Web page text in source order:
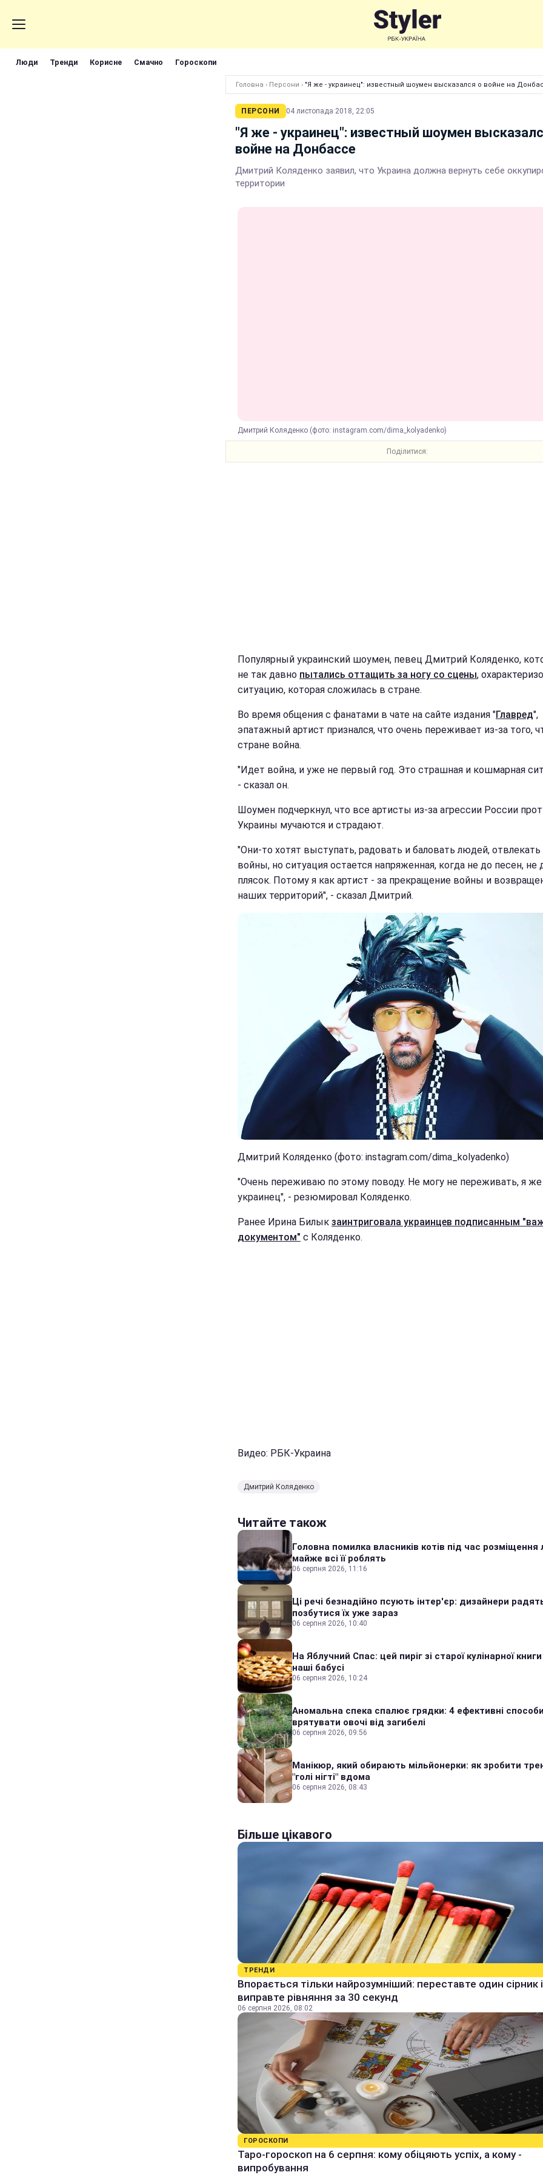
Люди Тренди Корисне Смачно Гороскопи
Головна › Персони › "Я же - украинец": известный шоумен высказался о войне на
ПЕРСОНИ 04 листопада 2018, 22:05
"Я же - украинец": известный шоумен
войне на Донбассе
Дмитрий Коляденко заявил, что Украина должна вернуть себе
территории
Дмитрий Коляденко (фото: instagram.com/dima_kolyadenko)
Поділитися:
Популярный украинский шоумен, певец Дмитрий Коляденко,
не так давно пытались оттащить за ногу со сцены,
ситуацию, которая сложилась в стране.
Во время общения с фанатами в чате на сайте издания "Главред",
эпатажный артист признался, что очень переживает из-за того,
стране война.
"Идет война, и уже не первый год. Это страшная и кошмарная
- сказал он.
Шоумен подчеркнул, что все артисты из-за агрессии России
Украины мучаются и страдают.
"Они-то хотят выступать, радовать и баловать людей, отвлекать
войны, но ситуация остается напряженная, когда не до песен, не
плясок. Потому я как артист - за прекращение войны и
наших территорий", - сказал Дмитрий.
Дмитрий Коляденко (фото: instagram.com/dima_kolyadenko)
"Очень переживаю по этому поводу. Не могу не переживать, я же
украинец", - резюмировал Коляденко.
Ранее Ирина Билык заинтриговала украинцев подписанным
документом" с Коляденко.
Видео: РБК-Украина
Дмитрий Коляденко
Читайте також
Головна помилка власників котів під час розміщення
майже всі її роблять
06 серпня 2026, 11:16
Ці речі безнадійно псують інтер'єр: дизайнери
позбутися їх уже зараз
06 серпня 2026, 10:40
На Яблучний Спас: цей пиріг зі старої кулінарної
наші бабусі
06 серпня 2026, 10:24
Аномальна спека спалює грядки: 4 ефективні способи
врятувати овочі від загибелі
06 серпня 2026, 09:56
Манікюр, який обирають мільйонерки: як зробити
"голі нігті" вдома
06 серпня 2026, 08:43
Більше цікавого
ТРЕНДИ
Впорається тільки найрозумніший: переставте один сірник і
виправте рівняння за 30 секунд
06 серпня 2026, 08:02
ГОРОСКОПИ
Таро-гороскоп на 6 серпня: кому обіцяють успіх, а кому -
випробування